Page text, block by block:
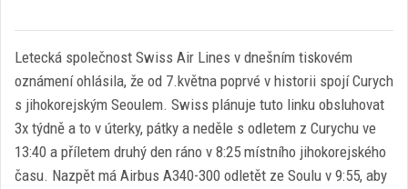
Letecká společnost Swiss Air Lines v dnešním tiskovém
oznámení ohlásila, že od 7.května poprvé v historii spojí Curych
s jihokorejským Seoulem. Swiss plánuje tuto linku obsluhovat
3x týdně a to v úterky, pátky a neděle s odletem z Curychu ve
13:40 a příletem druhý den ráno v 8:25 místního jihokorejského
času. Nazpět má Airbus A340-300 odletět ze Soulu v 9:55, aby